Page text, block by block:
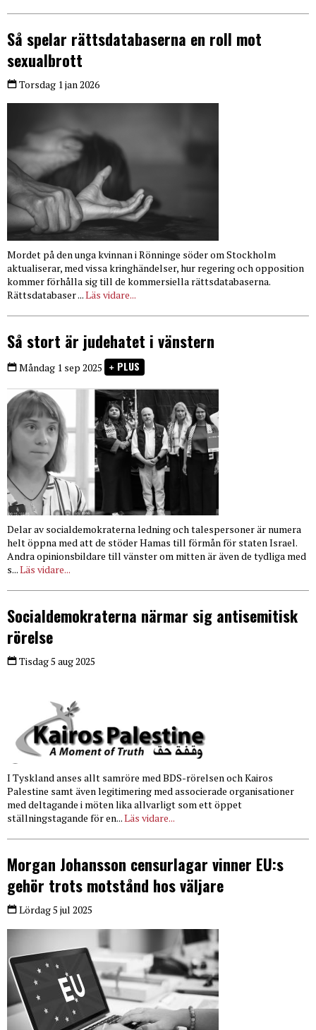
Så spelar rättsdatabaserna en roll mot
sexualbrott
Torsdag 1 jan 2026
Mordet på den unga kvinnan i Rönninge söder om Stockholm
aktualiserar, med vissa kringhändelser, hur regering och opposition
kommer förhålla sig till de kommersiella rättsdatabaserna.
Rättsdatabaser ...Läs vidare...
Så stort är judehatet i vänstern
Måndag 1 sep 2025 PLUS
Delar av socialdemokraterna ledning och talespersoner är numera
helt öppna med att de stöder Hamas till förmån för staten Israel.
Andra opinionsbildare till vänster om mitten är även de tydliga med
s...Läs vidare...
Socialdemokraterna närmar sig antisemitisk
rörelse
Tisdag 5 aug 2025
I Tyskland anses allt samröre med BDS-rörelsen och Kairos
Palestine samt även legitimering med associerade organisationer
med deltagande i möten lika allvarligt som ett öppet
ställningstagande för en...Läs vidare...
Morgan Johansson censurlagar vinner EU:s
gehör trots motstånd hos väljare
Lördag 5 jul 2025